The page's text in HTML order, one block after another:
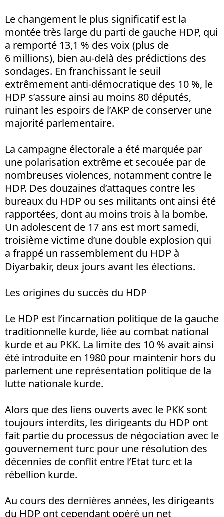
Le changement le plus significatif est la
montée très large du parti de gauche HDP, qui
a remporté 13,1 % des voix (plus de
6 millions), bien au-delà des prédictions des
sondages. En franchissant le seuil
extrêmement anti-démocratique des 10 %, le
HDP s’assure ainsi au moins 80 députés,
ruinant les espoirs de l’AKP de conserver une
majorité parlementaire.
La campagne électorale a été marquée par
une polarisation extrême et secouée par de
nombreuses violences, notamment contre le
HDP. Des douzaines d’attaques contre les
bureaux du HDP ou ses militants ont ainsi été
rapportées, dont au moins trois à la bombe.
Un adolescent de 17 ans est mort samedi,
troisième victime d’une double explosion qui
a frappé un rassemblement du HDP à
Diyarbakir, deux jours avant les élections.
Les origines du succès du HDP
Le HDP est l’incarnation politique de la gauche
traditionnelle kurde, liée au combat national
kurde et au PKK. La limite des 10 % avait ainsi
été introduite en 1980 pour maintenir hors du
parlement une représentation politique de la
lutte nationale kurde.
Alors que des liens ouverts avec le PKK sont
toujours interdits, les dirigeants du HDP ont
fait partie du processus de négociation avec le
gouvernement turc pour une résolution des
décennies de conflit entre l’Etat turc et la
rébellion kurde.
Au cours des dernières années, les dirigeants
du HDP ont cependant opéré un net